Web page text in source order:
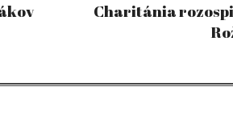
Charitánia